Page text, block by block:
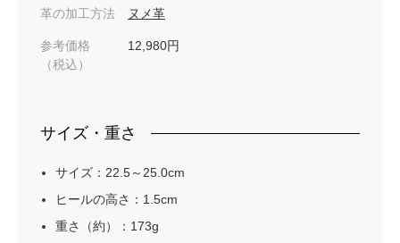
革の加工方法 ヌメ革
参考価格
（税込）
12,980円
サイズ・重さ
サイズ：22.5～25.0cm
ヒールの高さ：1.5cm
重さ（約）：173g